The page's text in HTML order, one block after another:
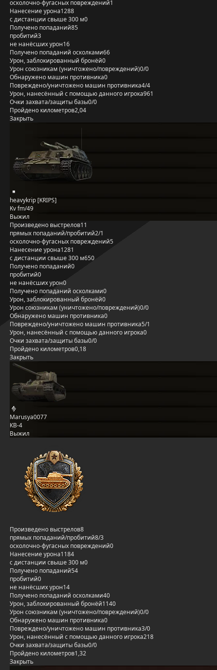
осколочно-фугасных повреждений1
Нанесение урона1288
с дистанции свыше 300 м0
Получено попаданий85
пробитий3
не нанёсших урон16
Получено попаданий осколками66
Урон, заблокированный бронёй0
Урон союзникам (уничтожено/повреждений)0/0
Обнаружено машин противника0
Повреждено/уничтожено машин противника4/4
Урон, нанесённый с помощью данного игрока961
Очки захвата/защиты базы0/0
Пройдено километров2,04
Закрыть
heavykrip [KRIPS]
Kv fm/49
Выжил
Произведено выстрелов11
прямых попаданий/пробитий2/1
осколочно-фугасных повреждений5
Нанесение урона1281
с дистанции свыше 300 м650
Получено попаданий0
пробитий0
не нанёсших урон0
Получено попаданий осколками0
Урон, заблокированный бронёй0
Урон союзникам (уничтожено/повреждений)0/0
Обнаружено машин противника0
Повреждено/уничтожено машин противника5/1
Урон, нанесённый с помощью данного игрока0
Очки захвата/защиты базы0/0
Пройдено километров0,18
Закрыть
Marusya0077
КВ-4
Выжил
Произведено выстрелов8
прямых попаданий/пробитий8/3
осколочно-фугасных повреждений0
Нанесение урона1184
с дистанции свыше 300 м0
Получено попаданий54
пробитий0
не нанёсших урон14
Получено попаданий осколками40
Урон, заблокированный бронёй1140
Урон союзникам (уничтожено/повреждений)0/0
Обнаружено машин противника0
Повреждено/уничтожено машин противника3/0
Урон, нанесённый с помощью данного игрока218
Очки захвата/защиты базы0/0
Пройдено километров1,32
Закрыть